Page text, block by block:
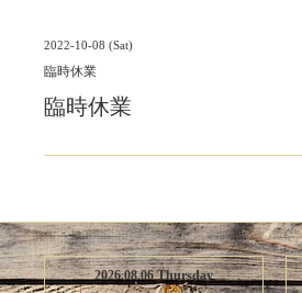
2022-10-08 (Sat)
臨時休業
臨時休業
2026.08.06 Thursday